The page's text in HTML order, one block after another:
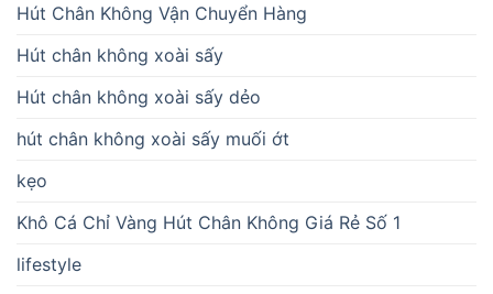
Hút Chân Không Vận Chuyển Hàng
Hút chân không xoài sấy
Hút chân không xoài sấy dẻo
hút chân không xoài sấy muối ớt
kẹo
Khô Cá Chỉ Vàng Hút Chân Không Giá Rẻ Số 1
lifestyle